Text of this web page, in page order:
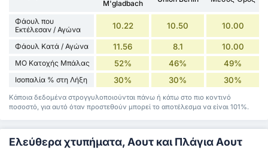
M'gladbach
Φάουλ που
Εκτέλεσαν / Αγώνα
10.22 10.50 10.00
Φάουλ Κατά / Αγώνα 11.56 8.1 10.00
ΜΟ Κατοχής Μπάλας 52% 46% 49%
Ισοπαλία % στη Λήξη 30% 30% 30%
Κάποια δεδομένα στρογγυλοποιούνται πάνω ή κάτω στο πιο κοντινό
ποσοστό, για αυτό όταν προστεθούν μπορεί το αποτέλεσμα να είναι 101%.
Ελεύθερα χτυπήματα, Αουτ και Πλάγια Αουτ